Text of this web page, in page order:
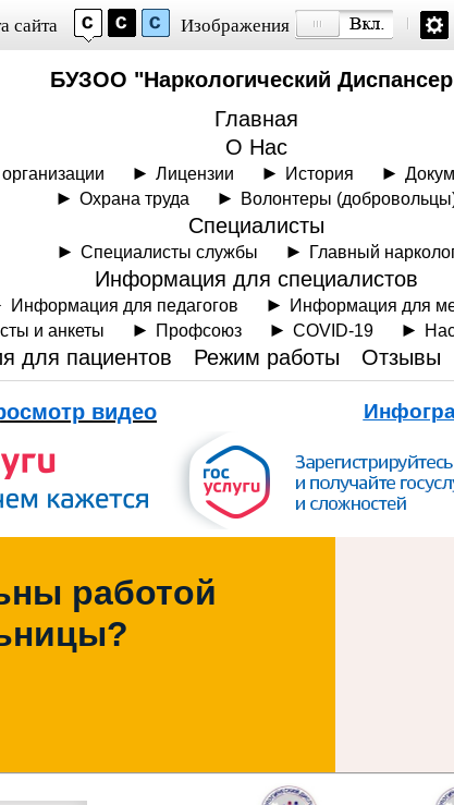
сайта Изображения
БУЗОО "Наркологический
Главная
О Нас
Лицензии История
Охрана труда
Волонтеры
Специалисты
Специалисты службы Главный
Информация для специалистов
Информация для педагогов Информация для
и анкеты
Профсоюз COVID-19
для пациентов Режим работы Отзывы
видео
работой